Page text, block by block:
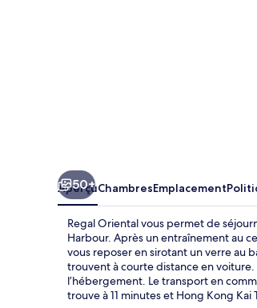
50+
AperçuChambresEmplacement
Regal Oriental vous permet de
Harbour. Après un entraînement au
vous reposer en sirotant un verre au
trouvent à courte distance en
l’hébergement. Le transport en
trouve à 11 minutes et Hong Kong Kai